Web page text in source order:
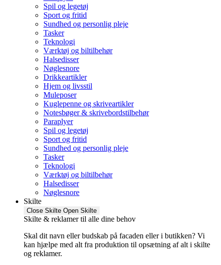
Spil og legetøj
Sport og fritid
Sundhed og personlig pleje
Tasker
Teknologi
Værktøj og biltilbehør
Halsedisser
Nøglesnore
Drikkeartikler
Hjem og livsstil
Muleposer
Kuglepenne og skriveartikler
Notesbøger & skrivebordstilbehør
Paraplyer
Spil og legetøj
Sport og fritid
Sundhed og personlig pleje
Tasker
Teknologi
Værktøj og biltilbehør
Halsedisser
Nøglesnore
Skilte
Close Skilte Open Skilte
Skilte & reklamer til alle dine behov
Skal dit navn eller budskab på facaden eller i butikken? Vi
kan hjælpe med alt fra produktion til opsætning af alt i skilte
og reklamer.